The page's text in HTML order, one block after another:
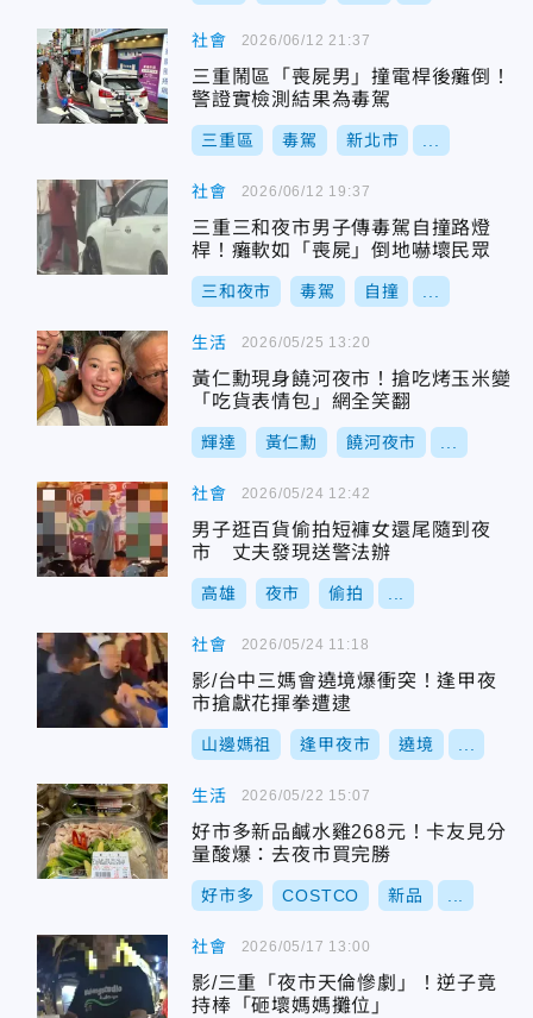
社會
三重鬧區「喪屍男」撞電桿後癱倒！
警證實檢測結果為毒駕
三重區 毒駕 新北市
2026/06/12 21:37
社會
三重三和夜市男子傳毒駕自撞路燈
桿！癱軟如「喪屍」倒地嚇壞民眾
三和夜市 毒駕 自撞
2026/06/12 19:37
生活
黃仁勳現身饒河夜市！搶吃烤玉米變
「吃貨表情包」網全笑翻
輝達 黃仁勳 饒河夜市
2026/05/25 13:20
社會
男子逛百貨偷拍短褲女還尾隨到夜
市 丈夫發現送警法辦
高雄 夜市 偷拍
2026/05/24 12:42
社會
影/台中三媽會遶境爆衝突！逢甲夜
市搶獻花揮拳遭逮
山邊媽祖 逢甲夜市 遶境
2026/05/24 11:18
生活
好市多新品鹹水雞268元！卡友見分
量酸爆：去夜市買完勝
好市多 COSTCO 新品
2026/05/22 15:07
社會
影/三重「夜市天倫慘劇」！逆子竟
持棒「砸壞媽媽攤位」
2026/05/17 13:00